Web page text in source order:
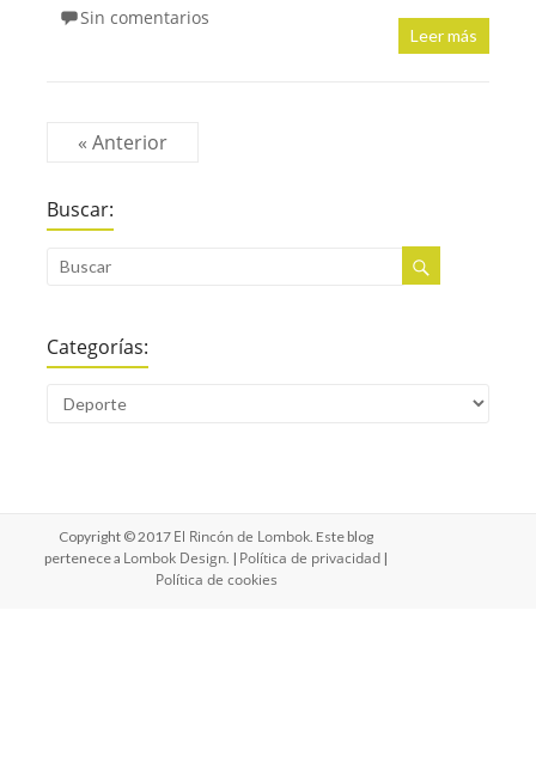
Sin comentarios
Leer más
« Anterior
Buscar:
Categorías:
Copyright © 2017 El Rincón de Lombok . Este blog
pertenece a Lombok Design . | Política de privacidad |
Política de cookies